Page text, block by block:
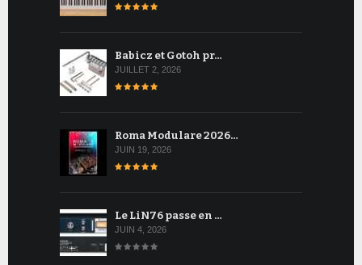
Babicz et Gotoh pr…
JUILLET 2, 2026
Roma Modulare 2026…
JUIN 19, 2026
Le LiN76 passe en …
JUIN 4, 2026